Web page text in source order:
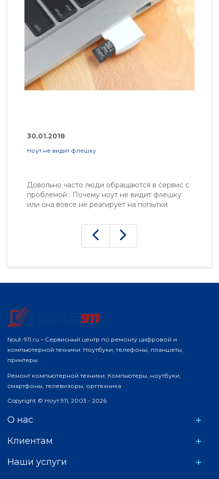
30.01.2018
Ноут не видит флешку
Довольно часто люди обращаются в сервис с
проблемой : Почему ноут не видит флешку
или она вовсе не реагирует на попытки
определится с причиной возникновения
такой проблемы и почему так вообще
произошло. Давайте раз..
Nout-911.ru – Сервисный центр по ремонту цифровой и
компьютерной техники: Ноутбуки, телефоны, планшеты,
принтеры
Ремонт компьютерной техники: Компьютеры, ноутбуки,
смартфоны, телевизоры, оргтехника
Copyright © Ноут 911, 2003 - 2026
О нас
Клиентам
Наши услуги